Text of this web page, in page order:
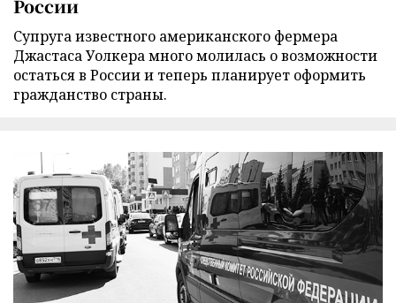
России
Супруга известного американского фермера
Джастаса Уолкера много молилась о возможности
остаться в России и теперь планирует оформить
гражданство страны.